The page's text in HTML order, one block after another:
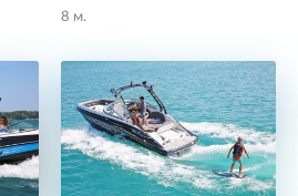
8 м.